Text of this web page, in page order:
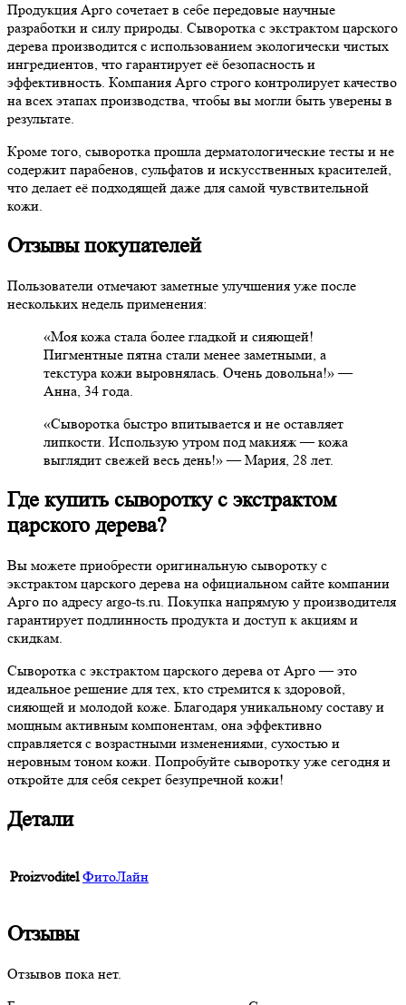
Продукция Арго сочетает в себе передовые научные
разработки и силу природы. Сыворотка с экстрактом царского
дерева производится с использованием экологически чистых
ингредиентов, что гарантирует её безопасность и
эффективность. Компания Арго строго контролирует качество
на всех этапах производства, чтобы вы могли быть уверены в
результате.
Кроме того, сыворотка прошла дерматологические тесты и не
содержит парабенов, сульфатов и искусственных красителей,
что делает её подходящей даже для самой чувствительной
кожи.
Отзывы покупателей
Пользователи отмечают заметные улучшения уже после
нескольких недель применения:
«Моя кожа стала более гладкой и сияющей!
Пигментные пятна стали менее заметными, а
текстура кожи выровнялась. Очень довольна!» —
Анна, 34 года.
«Сыворотка быстро впитывается и не оставляет
липкости. Использую утром под макияж — кожа
выглядит свежей весь день!» — Мария, 28 лет.
Где купить сыворотку с экстрактом
царского дерева?
Вы можете приобрести оригинальную сыворотку с
экстрактом царского дерева на официальном сайте компании
Арго по адресу argo-ts.ru. Покупка напрямую у производителя
гарантирует подлинность продукта и доступ к акциям и
скидкам.
Сыворотка с экстрактом царского дерева от Арго — это
идеальное решение для тех, кто стремится к здоровой,
сияющей и молодой коже. Благодаря уникальному составу и
мощным активным компонентам, она эффективно
справляется с возрастными изменениями, сухостью и
неровным тоном кожи. Попробуйте сыворотку уже сегодня и
откройте для себя секрет безупречной кожи!
Детали
Proizvoditel ФитоЛайн
Отзывы
Отзывов пока нет.